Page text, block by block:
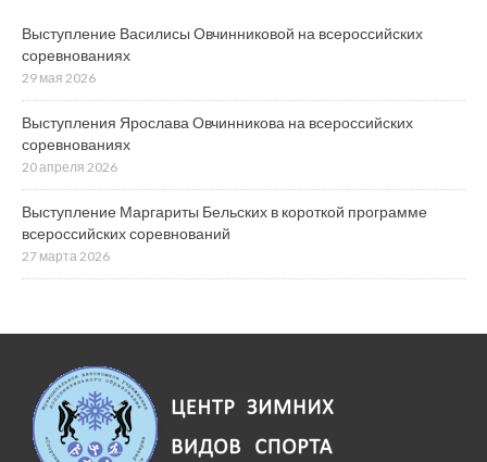
Выступление Василисы Овчинниковой на всероссийских
соревнованиях
29 мая 2026
Выступления Ярослава Овчинникова на всероссийских
соревнованиях
20 апреля 2026
Выступление Маргариты Бельских в короткой программе
всероссийских соревнований
27 марта 2026